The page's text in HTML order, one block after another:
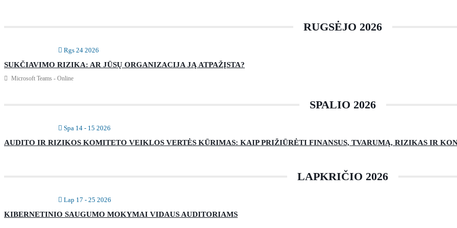
RUGSĖJO 2026
Rgs 24 2026
SUKČIAVIMO RIZIKA: AR JŪSŲ ORGANIZACIJA JĄ ATPAŽĮSTA?
Microsoft Teams - Online
SPALIO 2026
Spa 14 - 15 2026
AUDITO IR RIZIKOS KOMITETO VEIKLOS VERTĖS KŪRIMAS: KAIP PRIŽIŪRĖTI FINANSUS, TVARUMĄ, RIZIKAS IR
LAPKRIČIO 2026
Lap 17 - 25 2026
KIBERNETINIO SAUGUMO MOKYMAI VIDAUS AUDITORIAMS